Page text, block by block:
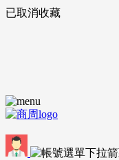
已取消收藏